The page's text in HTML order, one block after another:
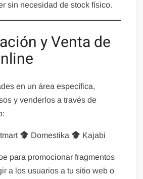
sin necesidad de stock físico.
y Venta de
en un área específica,
y venderlos a través de
Domestika Kajabi
para promocionar fragmentos
a los usuarios a tu sitio web o